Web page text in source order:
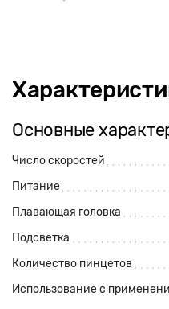
Основные
Число скоростей
Питание
Плавающая головка
Подсветка
Количество пинцетов
Использование с